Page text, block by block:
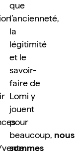
que
l’ancienneté,
la
légitimité
et le
savoir-
faire de
Lomi y
jouent
pour
beaucoup, nous
sommes